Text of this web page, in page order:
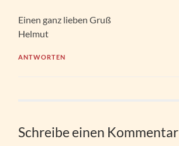
Einen ganz lieben Gruß
Helmut
ANTWORTEN
Schreibe einen Kommentar